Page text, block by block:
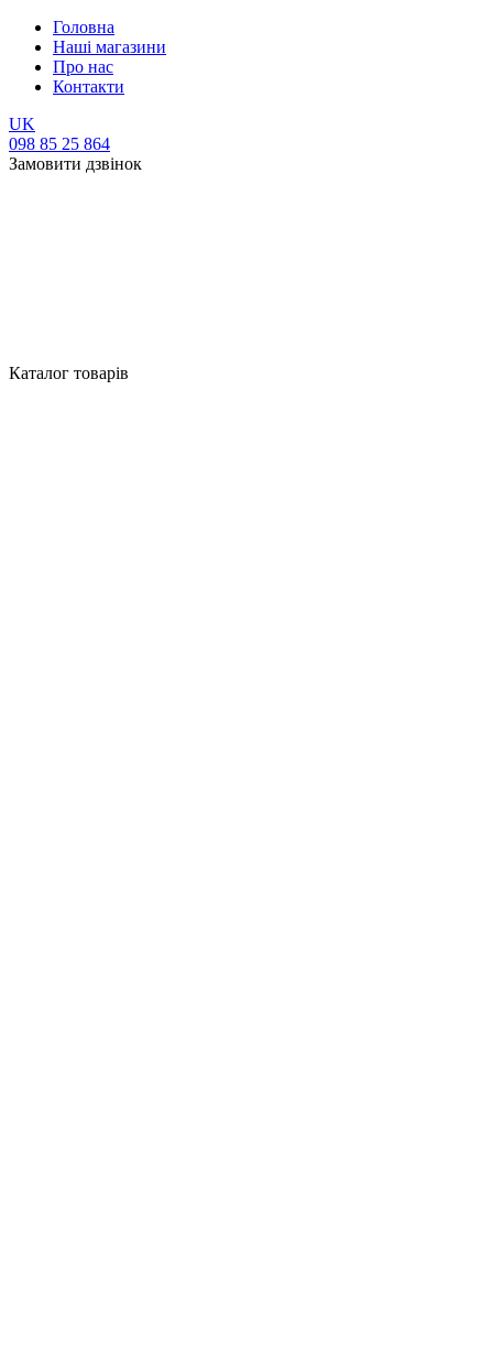
Головна
Наші магазини
Про нас
Контакти
UK
098 85 25 864
Замовити дзвінок
Каталог товарів